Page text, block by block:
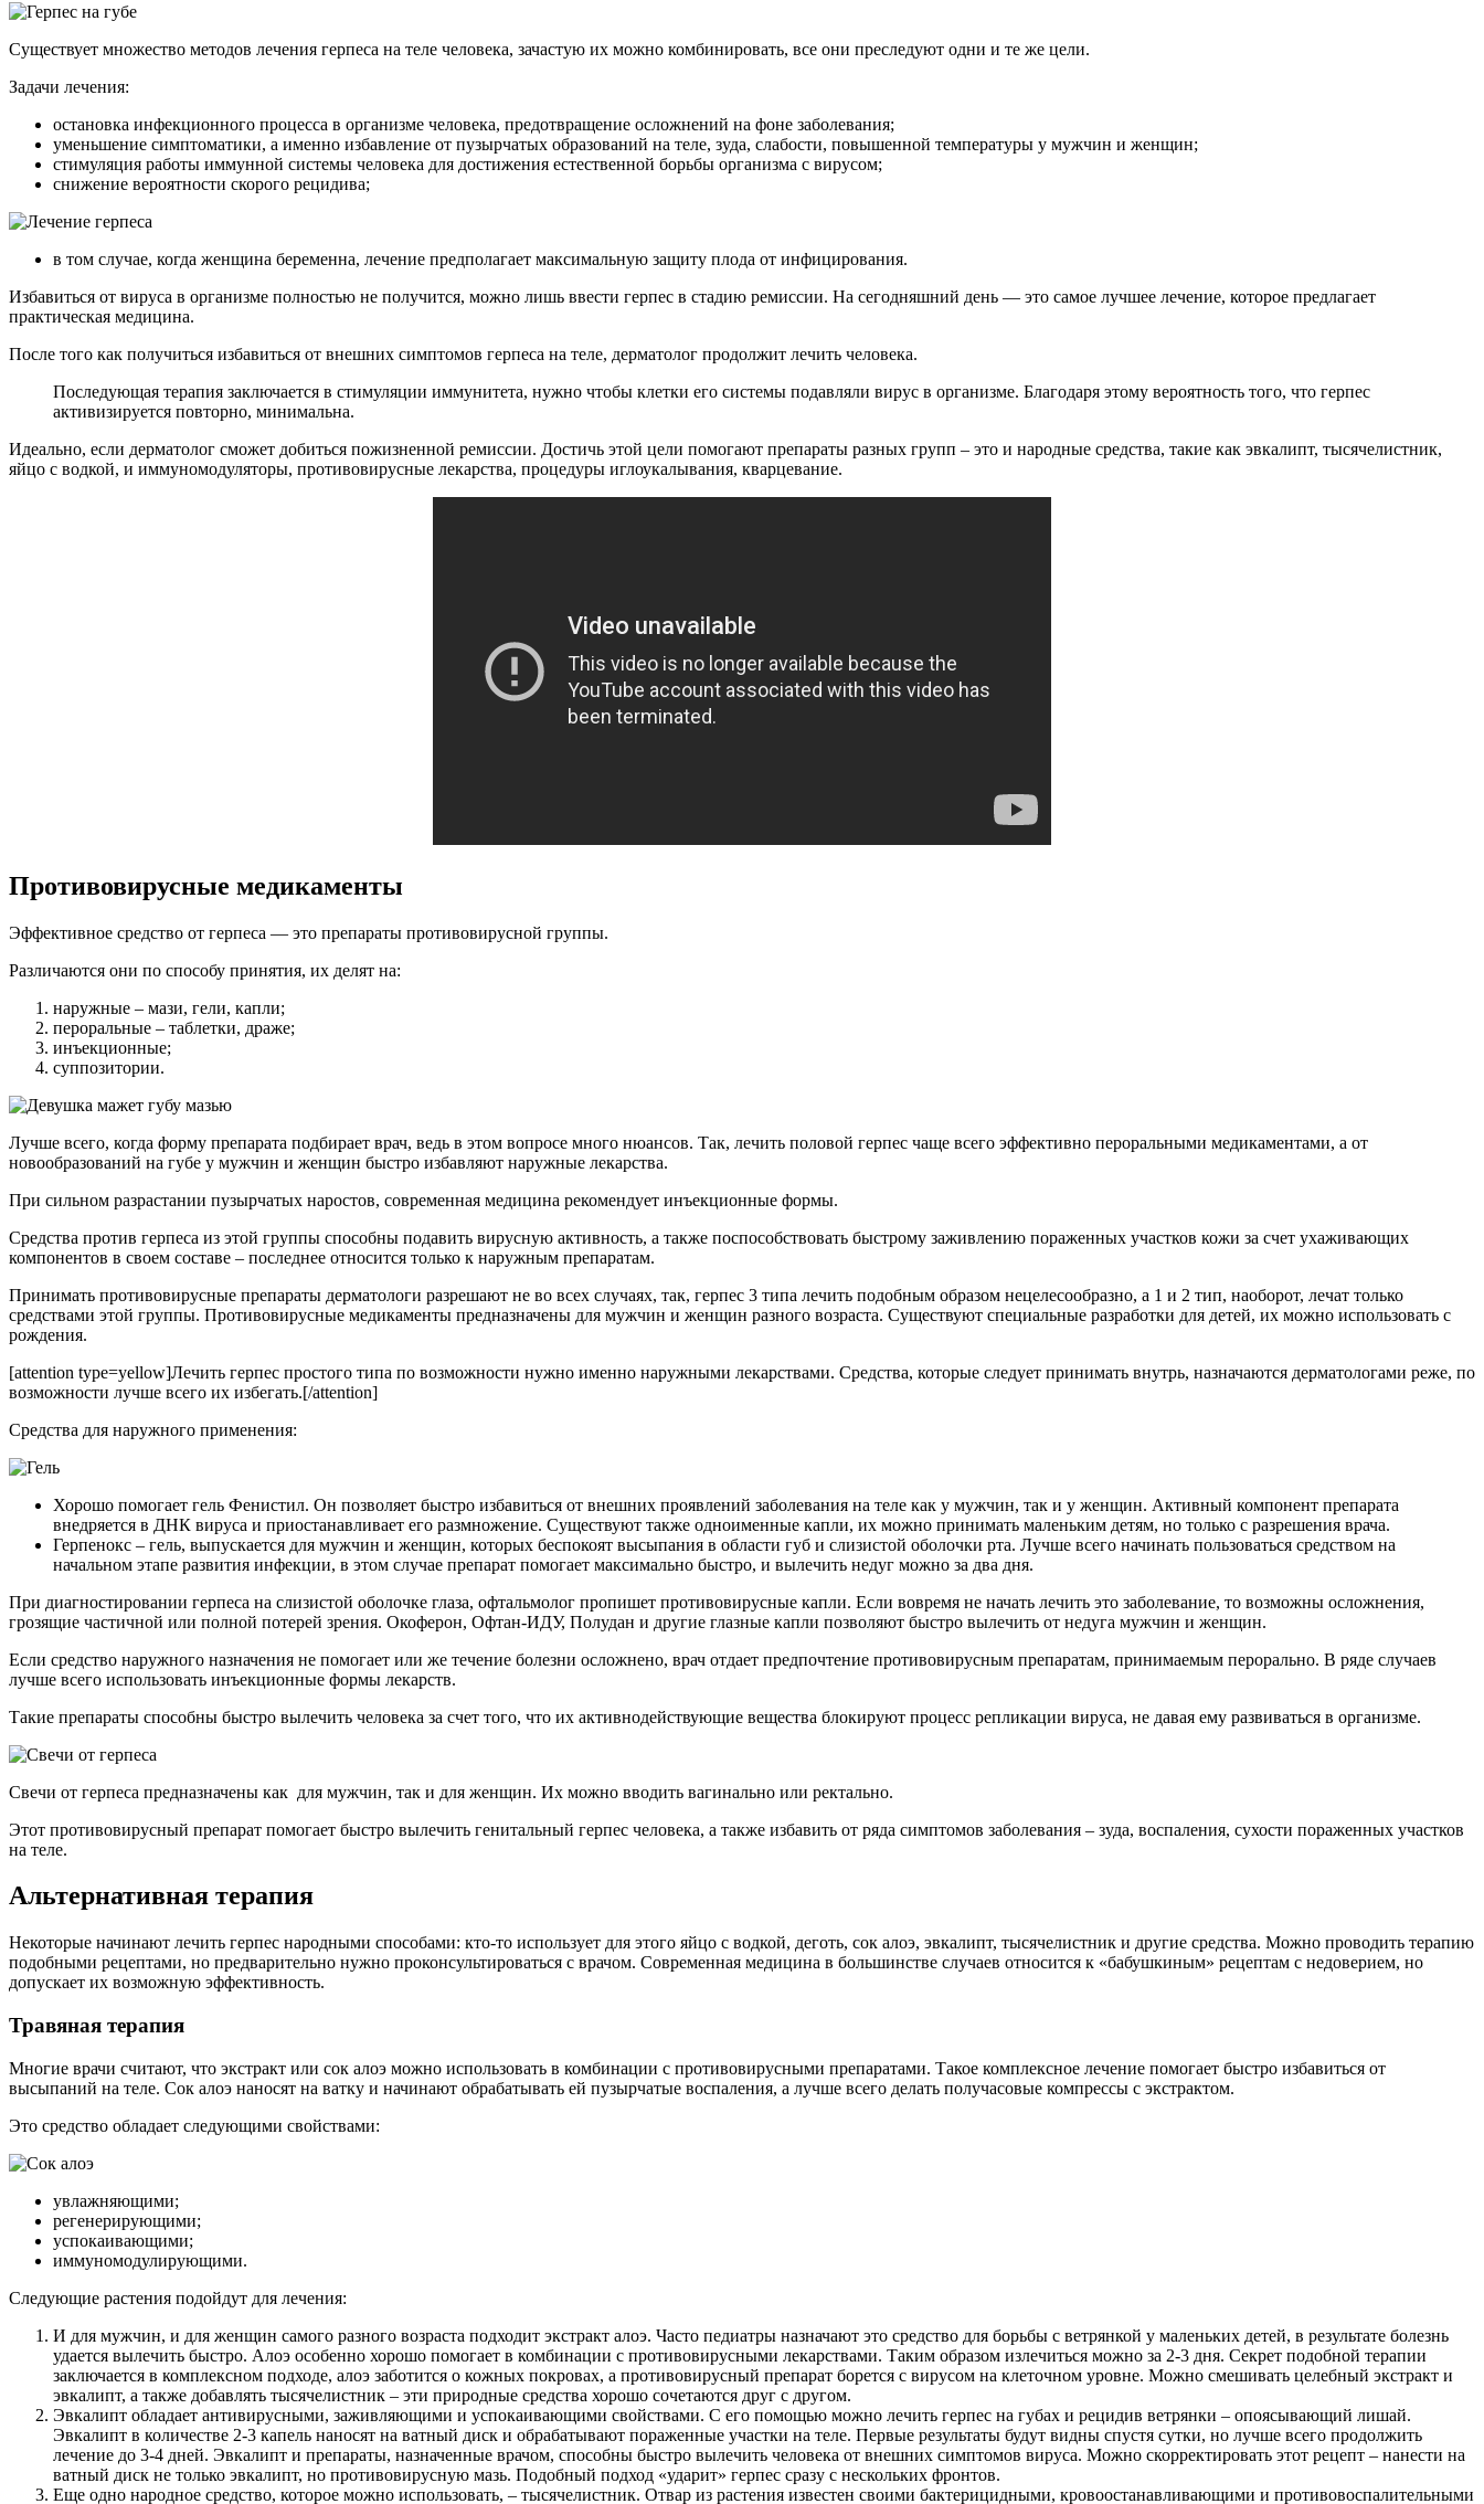
Существует множество методов лечения герпеса на теле человека, зачастую их можно комбинировать, все они преследуют одни и те же цели.
Задачи лечения:
остановка инфекционного процесса в организме человека, предотвращение осложнений на фоне заболевания;
уменьшение симптоматики, а именно избавление от пузырчатых образований на теле, зуда, слабости, повышенной температуры у мужчин и женщин;
стимуляция работы иммунной системы человека для достижения естественной борьбы организма с вирусом;
снижение вероятности скорого рецидива;
в том случае, когда женщина беременна, лечение предполагает максимальную защиту плода от инфицирования.
Избавиться от вируса в организме полностью не получится, можно лишь ввести герпес в стадию ремиссии. На сегодняшний день — это самое лучшее лечение, которое предлагает
практическая медицина.
После того как получиться избавиться от внешних симптомов герпеса на теле, дерматолог продолжит лечить человека.
Последующая терапия заключается в стимуляции иммунитета, нужно чтобы клетки его системы подавляли вирус в организме. Благодаря этому вероятность того, что герпес
активизируется повторно, минимальна.
Идеально, если дерматолог сможет добиться пожизненной ремиссии. Достичь этой цели помогают препараты разных групп – это и народные средства, такие как эвкалипт, тысячелистник,
яйцо с водкой, и иммуномодуляторы, противовирусные лекарства, процедуры иглоукалывания, кварцевание.
Противовирусные медикаменты
Эффективное средство от герпеса — это препараты противовирусной группы.
Различаются они по способу принятия, их делят на:
наружные – мази, гели, капли;
пероральные – таблетки, драже;
инъекционные;
суппозитории.
Лучше всего, когда форму препарата подбирает врач, ведь в этом вопросе много нюансов. Так, лечить половой герпес чаще всего эффективно пероральными медикаментами, а от
новообразований на губе у мужчин и женщин быстро избавляют наружные лекарства.
При сильном разрастании пузырчатых наростов, современная медицина рекомендует инъекционные формы.
Средства против герпеса из этой группы способны подавить вирусную активность, а также поспособствовать быстрому заживлению пораженных участков кожи за счет ухаживающих
компонентов в своем составе – последнее относится только к наружным препаратам.
Принимать противовирусные препараты дерматологи разрешают не во всех случаях, так, герпес 3 типа лечить подобным образом нецелесообразно, а 1 и 2 тип, наоборот, лечат только
средствами этой группы. Противовирусные медикаменты предназначены для мужчин и женщин разного возраста. Существуют специальные разработки для детей, их можно использовать с
рождения.
[attention type=yellow]Лечить герпес простого типа по возможности нужно именно наружными лекарствами. Средства, которые следует принимать внутрь, назначаются дерматологами реже, по
возможности лучше всего их избегать.[/attention]
Средства для наружного применения:
Хорошо помогает гель Фенистил. Он позволяет быстро избавиться от внешних проявлений заболевания на теле как у мужчин, так и у женщин. Активный компонент препарата
внедряется в ДНК вируса и приостанавливает его размножение. Существуют также одноименные капли, их можно принимать маленьким детям, но только с разрешения врача.
Герпенокс – гель, выпускается для мужчин и женщин, которых беспокоят высыпания в области губ и слизистой оболочки рта. Лучше всего начинать пользоваться средством на
начальном этапе развития инфекции, в этом случае препарат помогает максимально быстро, и вылечить недуг можно за два дня.
При диагностировании герпеса на слизистой оболочке глаза, офтальмолог пропишет противовирусные капли. Если вовремя не начать лечить это заболевание, то возможны осложнения,
грозящие частичной или полной потерей зрения. Окоферон, Офтан-ИДУ, Полудан и другие глазные капли позволяют быстро вылечить от недуга мужчин и женщин.
Если средство наружного назначения не помогает или же течение болезни осложнено, врач отдает предпочтение противовирусным препаратам, принимаемым перорально. В ряде случаев
лучше всего использовать инъекционные формы лекарств.
Такие препараты способны быстро вылечить человека за счет того, что их активнодействующие вещества блокируют процесс репликации вируса, не давая ему развиваться в организме.
Свечи от герпеса предназначены как для мужчин, так и для женщин. Их можно вводить вагинально или ректально.
Этот противовирусный препарат помогает быстро вылечить генитальный герпес человека, а также избавить от ряда симптомов заболевания – зуда, воспаления, сухости пораженных участков
на теле.
Альтернативная терапия
Некоторые начинают лечить герпес народными способами: кто-то использует для этого яйцо с водкой, деготь, сок алоэ, эвкалипт, тысячелистник и другие средства. Можно проводить терапию
подобными рецептами, но предварительно нужно проконсультироваться с врачом. Современная медицина в большинстве случаев относится к «бабушкиным» рецептам с недоверием, но
допускает их возможную эффективность.
Травяная терапия
Многие врачи считают, что экстракт или сок алоэ можно использовать в комбинации с противовирусными препаратами. Такое комплексное лечение помогает быстро избавиться от
высыпаний на теле. Сок алоэ наносят на ватку и начинают обрабатывать ей пузырчатые воспаления, а лучше всего делать получасовые компрессы с экстрактом.
Это средство обладает следующими свойствами:
увлажняющими;
регенерирующими;
успокаивающими;
иммуномодулирующими.
Следующие растения подойдут для лечения:
И для мужчин, и для женщин самого разного возраста подходит экстракт алоэ. Часто педиатры назначают это средство для борьбы с ветрянкой у маленьких детей, в результате болезнь
удается вылечить быстро. Алоэ особенно хорошо помогает в комбинации с противовирусными лекарствами. Таким образом излечиться можно за 2-3 дня. Секрет подобной терапии
заключается в комплексном подходе, алоэ заботится о кожных покровах, а противовирусный препарат борется с вирусом на клеточном уровне. Можно смешивать целебный экстракт и
эвкалипт, а также добавлять тысячелистник – эти природные средства хорошо сочетаются друг с другом.
Эвкалипт обладает антивирусными, заживляющими и успокаивающими свойствами. С его помощью можно лечить герпес на губах и рецидив ветрянки – опоясывающий лишай.
Эвкалипт в количестве 2-3 капель наносят на ватный диск и обрабатывают пораженные участки на теле. Первые результаты будут видны спустя сутки, но лучше всего продолжить
лечение до 3-4 дней. Эвкалипт и препараты, назначенные врачом, способны быстро вылечить человека от внешних симптомов вируса. Можно скорректировать этот рецепт – нанести на
ватный диск не только эвкалипт, но противовирусную мазь. Подобный подход «ударит» герпес сразу с нескольких фронтов.
Еще одно народное средство, которое можно использовать, – тысячелистник. Отвар из растения известен своими бактерицидными, кровоостанавливающими и противовоспалительными